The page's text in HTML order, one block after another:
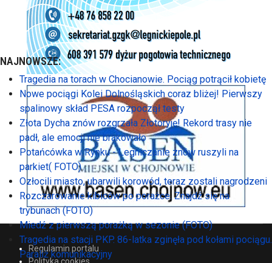
Regulamin portalu
Polityka cookies
NAJNOWSZE:
Tragedia na torach w Chocianowie. Pociąg potrącił kobietę
Nowe pociągi Kolei Dolnośląskich coraz bliżej! Pierwszy
spalinowy skład PESA rozpoczął testy
Złota Dycha znów rozgrzała Złotoryję! Rekord trasy nie
padł, ale emocji nie brakowało
Potańcówka w Rynku - Legniczanie znów ruszyli na
parkiet( FOTO)
Ozłocili miasto, ubarwili korowód, teraz zostali nagrodzeni
Rozczarowanie kibiców po porażce. Znajdź się na
trybunach (FOTO)
Miedź z pierwszą porażką w sezonie (FOTO)
Tragedia na stacji PKP. 86-latka zginęła pod kołami pociągu.
Paraliż komunikacyjny